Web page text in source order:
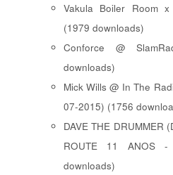
Vakula Boiler Room x
(1979 downloads)
Conforce @
downloads)
Mick Wills @ In The
07-2015) (1756
DAVE THE DRUMMER
ROUTE 11 ANOS -
downloads)